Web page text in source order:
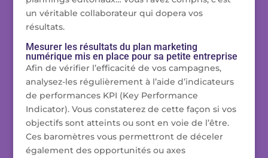
un véritable collaborateur qui dopera vos
résultats.
Mesurer les résultats du plan marketing
numérique mis en place pour sa petite entreprise
Afin de vérifier l’efficacité de vos campagnes,
analysez-les régulièrement à l’aide d’indicateurs
de performances KPI (Key Performance
Indicator). Vous constaterez de cette façon si vos
objectifs sont atteints ou sont en voie de l’être.
Ces baromètres vous permettront de déceler
également des opportunités ou axes